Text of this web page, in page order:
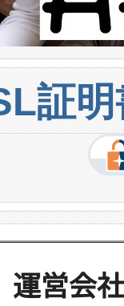
証
運営会社